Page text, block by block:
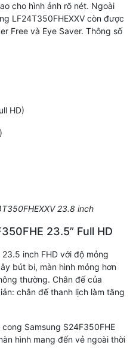
cho hình ảnh rõ nét. Ngoài
LF24T350FHEXXV còn được
Free và Eye Saver. Thông số
HD)
23.8 inch
23.5” Full HD
inch FHD với độ mỏng
bút bi, màn hình mỏng hơn
thường. Chân đế của
chân đế thanh lịch làm tăng
Samsung S24F350FHE
hình mang đến vẻ ngoài thời